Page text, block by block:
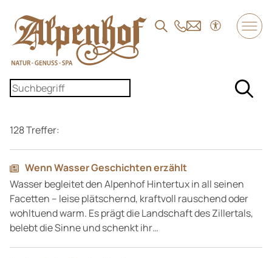
Der Alpenhof
Wohnen und Angebote
Genuss
SPA und Fitness
Familie
128 Treffer:
Wenn Wasser Geschichten erzählt
Wasser begleitet den Alpenhof Hintertux in all seinen
Facetten – leise plätschernd, kraftvoll rauschend oder
wohltuend warm. Es prägt die Landschaft des Zillertals,
belebt die Sinne und schenkt ihr…